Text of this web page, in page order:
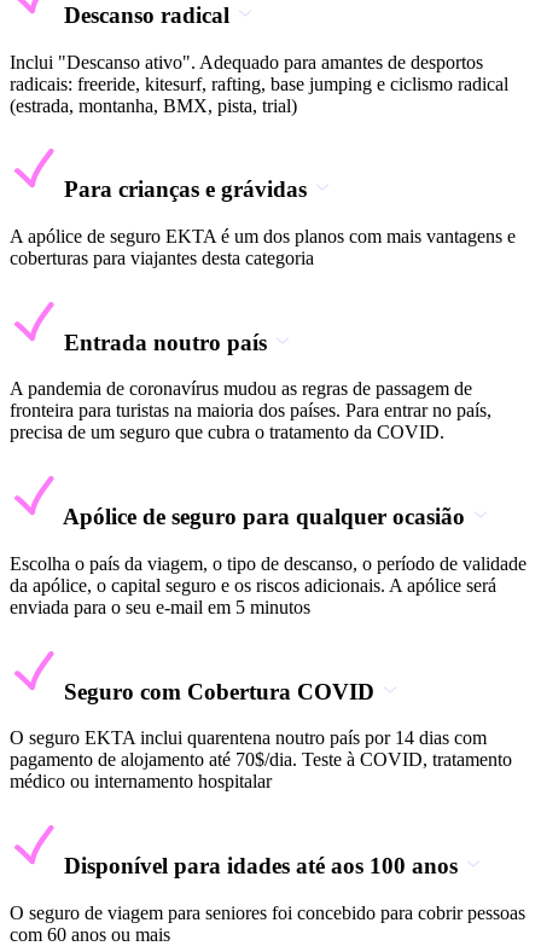
Descanso radical
Inclui "Descanso ativo". Adequado para amantes de desportos
radicais: freeride, kitesurf, rafting, base jumping e ciclismo radical
(estrada, montanha, BMX, pista, trial)
Para crianças e grávidas
A apólice de seguro EKTA é um dos planos com mais vantagens e
coberturas para viajantes desta categoria
Entrada noutro país
A pandemia de coronavírus mudou as regras de passagem de
fronteira para turistas na maioria dos países. Para entrar no país,
precisa de um seguro que cubra o tratamento da COVID.
Apólice de seguro para qualquer ocasião
Escolha o país da viagem, o tipo de descanso, o período de validade
da apólice, o capital seguro e os riscos adicionais. A apólice será
enviada para o seu e-mail em 5 minutos
Seguro com Cobertura COVID
O seguro EKTA inclui quarentena noutro país por 14 dias com
pagamento de alojamento até 70$/dia. Teste à COVID, tratamento
médico ou internamento hospitalar
Disponível para idades até aos 100 anos
O seguro de viagem para seniores foi concebido para cobrir pessoas
com 60 anos ou mais